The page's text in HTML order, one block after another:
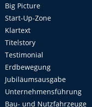
Big Picture
Start-Up-Zone
Klartext
Titelstory
Testimonial
Erdbewegung
Jubiläumsausgabe
Unternehmensführung
Bau- und Nutzfahrzeuge